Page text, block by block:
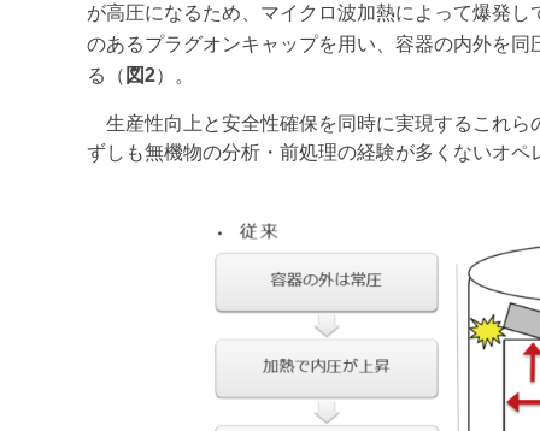
が高圧になるため、マイクロ波加熱によって爆発
のあるプラグオンキャップを用い、容器の内外を
る（ 図2）。
生産性向上と安全性確保を同時に実現するこれら
ずしも無機物の分析・前処理の経験が多くないオ